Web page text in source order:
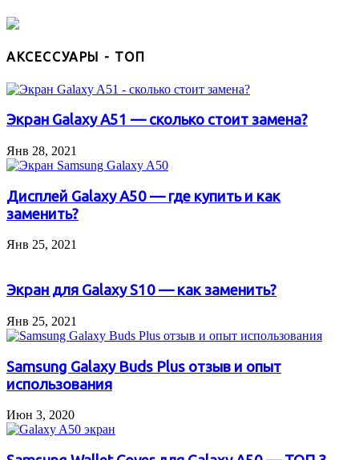
АКСЕССУАРЫ - ТОП
Экран Galaxy A51 — сколько стоит замена?
Янв 28, 2021
Дисплей Galaxy A50 — где купить и как
заменить?
Янв 25, 2021
Экран для Galaxy S10 — как заменить?
Янв 25, 2021
Samsung Galaxy Buds Plus отзыв и опыт
использования
Июн 3, 2020